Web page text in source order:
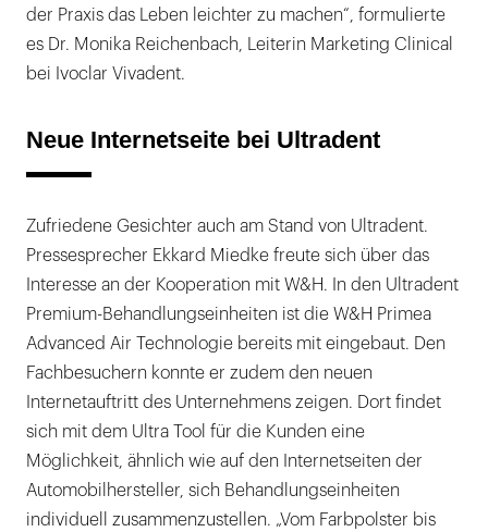
der Praxis das Leben leichter zu machen“, formulierte
es Dr. Monika Reichenbach, Leiterin Marketing Clinical
bei Ivoclar Vivadent.
Neue Internetseite bei Ultradent
Zufriedene Gesichter auch am Stand von Ultradent.
Pressesprecher Ekkard Miedke freute sich über das
Interesse an der Kooperation mit W&H. In den Ultradent
Premium-Behandlungseinheiten ist die W&H Primea
Advanced Air Technologie bereits mit eingebaut. Den
Fachbesuchern konnte er zudem den neuen
Internetauftritt des Unternehmens zeigen. Dort findet
sich mit dem Ultra Tool für die Kunden eine
Möglichkeit, ähnlich wie auf den Internetseiten der
Automobilhersteller, sich Behandlungseinheiten
individuell zusammenzustellen. „Vom Farbpolster bis